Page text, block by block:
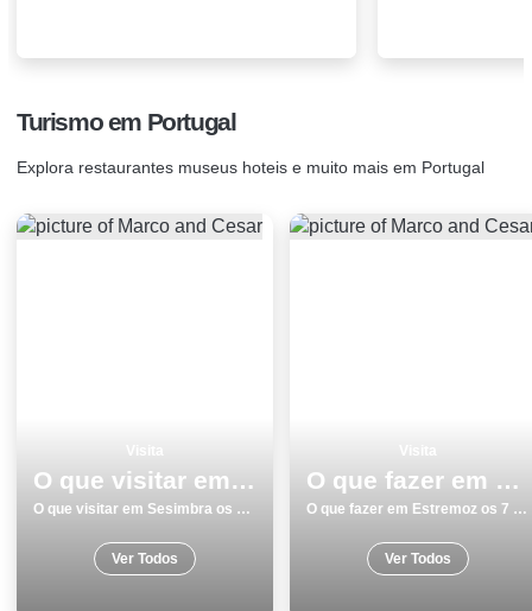
Turismo em Portugal
Explora restaurantes museus hoteis e muito mais em Portugal
O que visitar em Sesimbra os 10 melhores lugares
O que visitar em Sesimbra os 10 melhores lugares
Ver Todos
O que fazer em Estremoz os 7 melhores locais para visitar
O que fazer em Estremoz os 7 melhores locais para visitar
Ver Todos